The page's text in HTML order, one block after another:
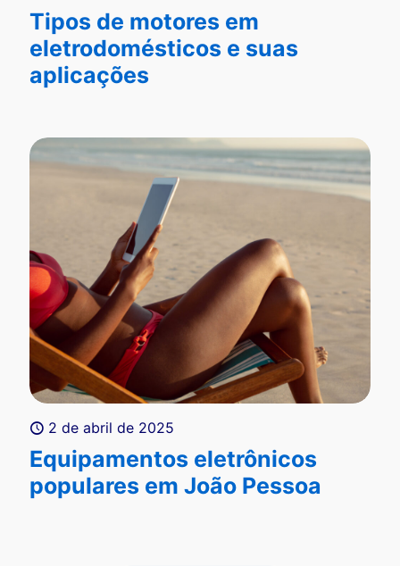
Tipos de motores em
eletrodomésticos e suas
aplicações
2 de abril de 2025
Equipamentos eletrônicos
populares em João Pessoa